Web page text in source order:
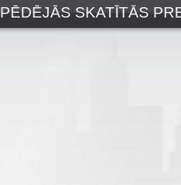
PĒDĒJĀS SKATĪTĀS